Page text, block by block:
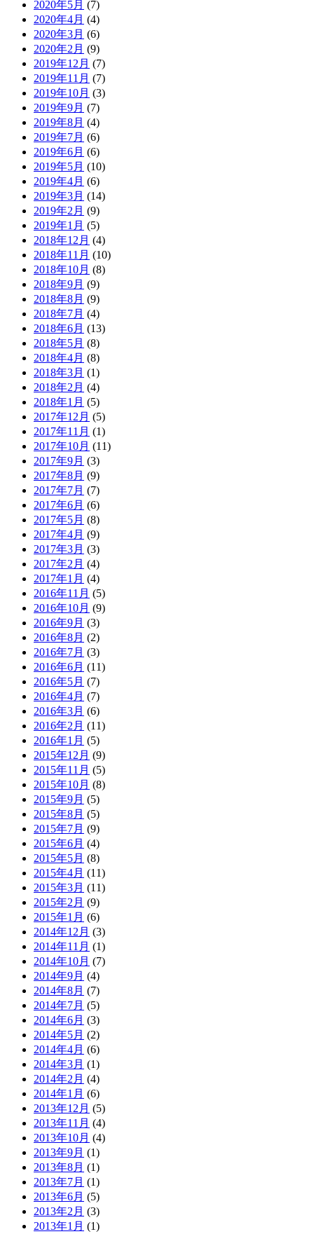
2020年5月 (7)
2020年4月 (4)
2020年3月 (6)
2020年2月 (9)
2019年12月 (7)
2019年11月 (7)
2019年10月 (3)
2019年9月 (7)
2019年8月 (4)
2019年7月 (6)
2019年6月 (6)
2019年5月 (10)
2019年4月 (6)
2019年3月 (14)
2019年2月 (9)
2019年1月 (5)
2018年12月 (4)
2018年11月 (10)
2018年10月 (8)
2018年9月 (9)
2018年8月 (9)
2018年7月 (4)
2018年6月 (13)
2018年5月 (8)
2018年4月 (8)
2018年3月 (1)
2018年2月 (4)
2018年1月 (5)
2017年12月 (5)
2017年11月 (1)
2017年10月 (11)
2017年9月 (3)
2017年8月 (9)
2017年7月 (7)
2017年6月 (6)
2017年5月 (8)
2017年4月 (9)
2017年3月 (3)
2017年2月 (4)
2017年1月 (4)
2016年11月 (5)
2016年10月 (9)
2016年9月 (3)
2016年8月 (2)
2016年7月 (3)
2016年6月 (11)
2016年5月 (7)
2016年4月 (7)
2016年3月 (6)
2016年2月 (11)
2016年1月 (5)
2015年12月 (9)
2015年11月 (5)
2015年10月 (8)
2015年9月 (5)
2015年8月 (5)
2015年7月 (9)
2015年6月 (4)
2015年5月 (8)
2015年4月 (11)
2015年3月 (11)
2015年2月 (9)
2015年1月 (6)
2014年12月 (3)
2014年11月 (1)
2014年10月 (7)
2014年9月 (4)
2014年8月 (7)
2014年7月 (5)
2014年6月 (3)
2014年5月 (2)
2014年4月 (6)
2014年3月 (1)
2014年2月 (4)
2014年1月 (6)
2013年12月 (5)
2013年11月 (4)
2013年10月 (4)
2013年9月 (1)
2013年8月 (1)
2013年7月 (1)
2013年6月 (5)
2013年2月 (3)
2013年1月 (1)